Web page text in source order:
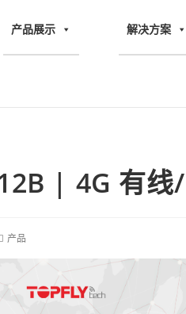
产品展示 解决方案
| 4G 有线
产品